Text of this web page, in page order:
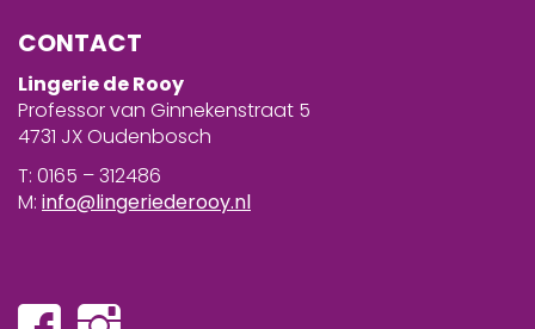
CONTACT
Lingerie de Rooy
Professor van Ginnekenstraat 5
4731 JX Oudenbosch
T: 0165 – 312486
M: info@lingeriederooy.nl